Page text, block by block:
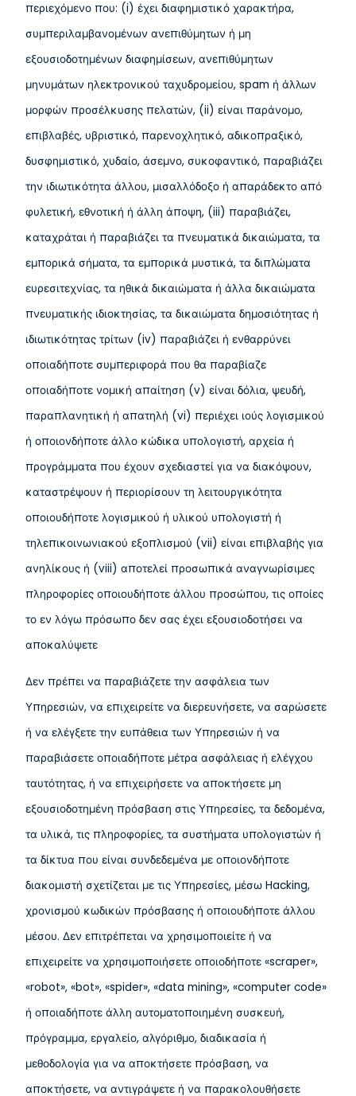
περιεχόμενο που: (i) έχει διαφημιστικό χαρακτήρα,
συμπεριλαμβανομένων ανεπιθύμητων ή μη
εξουσιοδοτημένων διαφημίσεων, ανεπιθύμητων
μηνυμάτων ηλεκτρονικού ταχυδρομείου, spam ή άλλων
μορφών προσέλκυσης πελατών, (ii) είναι παράνομο,
επιβλαβές, υβριστικό, παρενοχλητικό, αδικοπραξικό,
δυσφημιστικό, χυδαίο, άσεμνο, συκοφαντικό, παραβιάζει
την ιδιωτικότητα άλλου, μισαλλόδοξο ή απαράδεκτο από
φυλετική, εθνοτική ή άλλη άποψη, (iii) παραβιάζει,
καταχράται ή παραβιάζει τα πνευματικά δικαιώματα, τα
εμπορικά σήματα, τα εμπορικά μυστικά, τα διπλώματα
ευρεσιτεχνίας, τα ηθικά δικαιώματα ή άλλα δικαιώματα
πνευματικής ιδιοκτησίας, τα δικαιώματα δημοσιότητας ή
ιδιωτικότητας τρίτων (iv) παραβιάζει ή ενθαρρύνει
οποιαδήποτε συμπεριφορά που θα παραβίαζε
οποιαδήποτε νομική απαίτηση (v) είναι δόλια, ψευδή,
παραπλανητική ή απατηλή (vi) περιέχει ιούς λογισμικού
ή οποιονδήποτε άλλο κώδικα υπολογιστή, αρχεία ή
προγράμματα που έχουν σχεδιαστεί για να διακόψουν,
καταστρέψουν ή περιορίσουν τη λειτουργικότητα
οποιουδήποτε λογισμικού ή υλικού υπολογιστή ή
τηλεπικοινωνιακού εξοπλισμού (vii) είναι επιβλαβής για
ανηλίκους ή (viii) αποτελεί προσωπικά αναγνωρίσιμες
πληροφορίες οποιουδήποτε άλλου προσώπου, τις οποίες
το εν λόγω πρόσωπο δεν σας έχει εξουσιοδοτήσει να
αποκαλύψετε
Δεν πρέπει να παραβιάζετε την ασφάλεια των
Υπηρεσιών, να επιχειρείτε να διερευνήσετε, να σαρώσετε
ή να ελέγξετε την ευπάθεια των Υπηρεσιών ή να
παραβιάσετε οποιαδήποτε μέτρα ασφάλειας ή ελέγχου
ταυτότητας, ή να επιχειρήσετε να αποκτήσετε μη
εξουσιοδοτημένη πρόσβαση στις Υπηρεσίες, τα δεδομένα,
τα υλικά, τις πληροφορίες, τα συστήματα υπολογιστών ή
τα δίκτυα που είναι συνδεδεμένα με οποιονδήποτε
διακομιστή σχετίζεται με τις Υπηρεσίες, μέσω Hacking,
χρονισμού κωδικών πρόσβασης ή οποιουδήποτε άλλου
μέσου. Δεν επιτρέπεται να χρησιμοποιείτε ή να
επιχειρείτε να χρησιμοποιήσετε οποιοδήποτε «scraper»,
«robot», «bot», «spider», «data mining», «computer code»
ή οποιαδήποτε άλλη αυτοματοποιημένη συσκευή,
πρόγραμμα, εργαλείο, αλγόριθμο, διαδικασία ή
μεθοδολογία για να αποκτήσετε πρόσβαση, να
αποκτήσετε, να αντιγράψετε ή να παρακολουθήσετε